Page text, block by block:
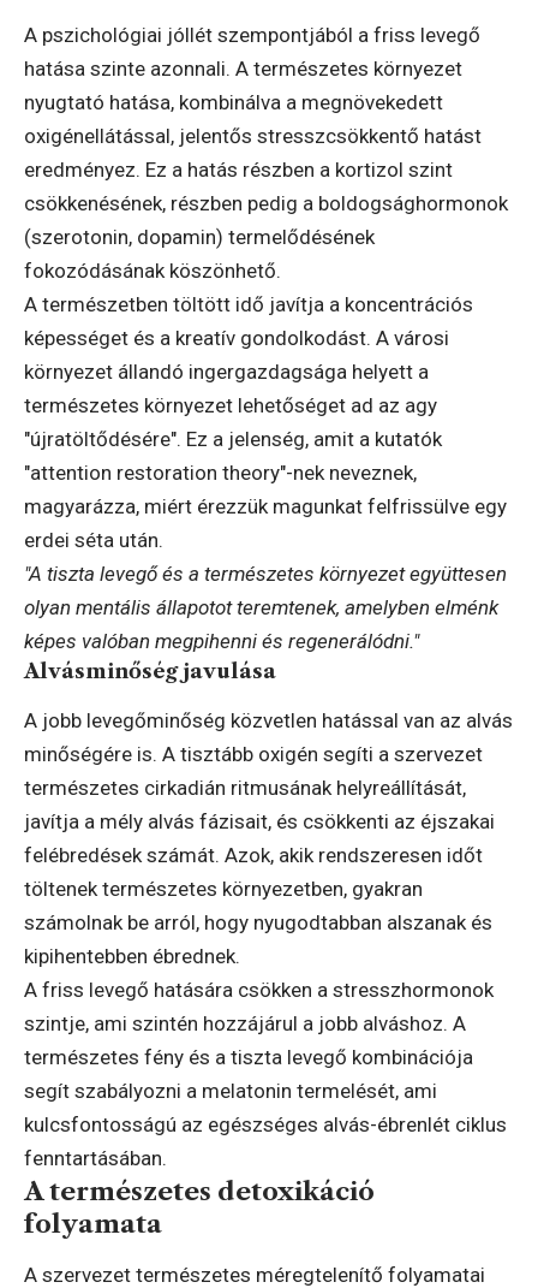
A pszichológiai jóllét szempontjából a friss levegő
hatása szinte azonnali. A természetes környezet
nyugtató hatása, kombinálva a megnövekedett
oxigénellátással, jelentős stresszcsökkentő hatást
eredményez. Ez a hatás részben a kortizol szint
csökkenésének, részben pedig a boldogsághormonok
(szerotonin, dopamin) termelődésének
fokozódásának köszönhető.
A természetben töltött idő javítja a koncentrációs
képességet és a kreatív gondolkodást. A városi
környezet állandó ingergazdagsága helyett a
természetes környezet lehetőséget ad az agy
"újratöltődésére". Ez a jelenség, amit a kutatók
"attention restoration theory"-nek neveznek,
magyarázza, miért érezzük magunkat felfrissülve egy
erdei séta után.
"A tiszta levegő és a természetes környezet együttesen
olyan mentális állapotot teremtenek, amelyben elménk
képes valóban megpihenni és regenerálódni."
Alvásminőség javulása
A jobb levegőminőség közvetlen hatással van az alvás
minőségére is. A tisztább oxigén segíti a szervezet
természetes cirkadián ritmusának helyreállítását,
javítja a mély alvás fázisait, és csökkenti az éjszakai
felébredések számát. Azok, akik rendszeresen időt
töltenek természetes környezetben, gyakran
számolnak be arról, hogy nyugodtabban alszanak és
kipihentebben ébrednek.
A friss levegő hatására csökken a stresszhormonok
szintje, ami szintén hozzájárul a jobb alváshoz. A
természetes fény és a tiszta levegő kombinációja
segít szabályozni a melatonin termelését, ami
kulcsfontosságú az egészséges alvás-ébrenlét ciklus
fenntartásában.
A természetes detoxikáció
folyamata
A szervezet természetes méregtelenítő folyamatai